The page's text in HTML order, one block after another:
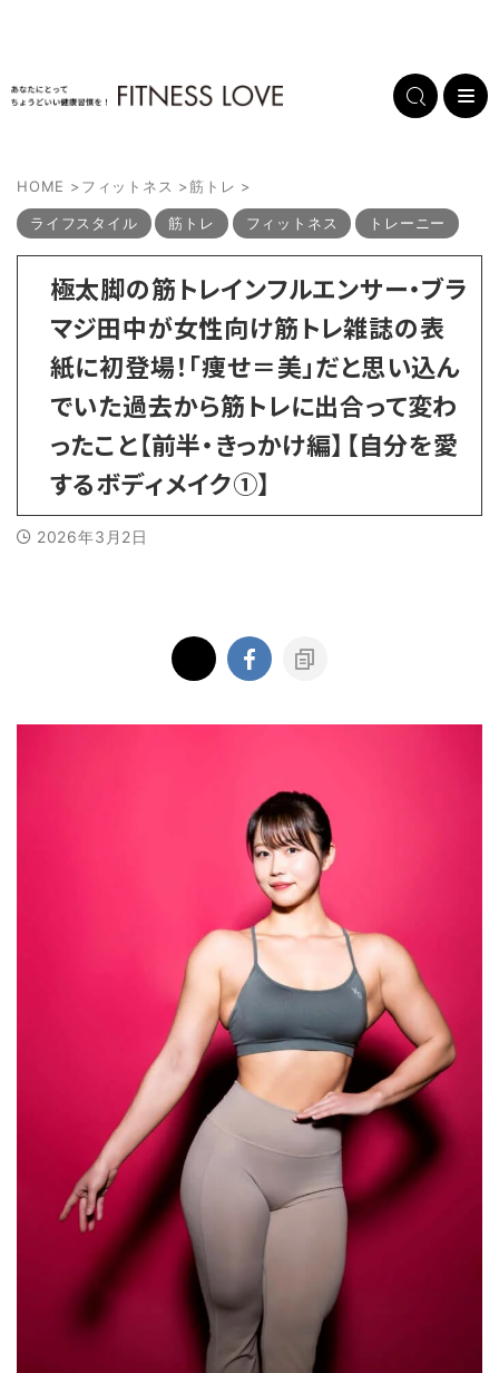
HOME >フィットネス >筋トレ >
ライフスタイル 筋トレ フィットネス トレーニー
極太脚の筋トレインフルエンサー・ブラ
マジ田中が女性向け筋トレ雑誌の表
紙に初登場！「痩せ＝美」だと思い込ん
でいた過去から筋トレに出合って変わ
ったこと【前半・きっかけ編】【自分を愛
するボディメイク①】
2026年3月2日